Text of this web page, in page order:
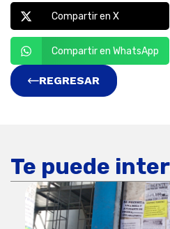
Compartir en X
Compartir en WhatsApp
REGRESAR
Te puede